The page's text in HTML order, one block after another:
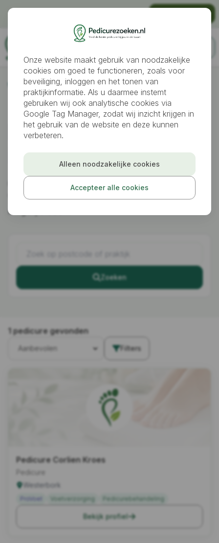
Pedicures Westerbork
Pedicure gezocht
inWesterbork
Op zoek naar een goede pedicure in Westerbork?
Vergelijk praktijken op locatie, behandelingen en
mogelijkheden.
Zoeken
1 pedicure gevonden
Filters
Pedicure Corlien Kroes
Pedicure
Westerbork
ProVoet Voetverzorging Pedicurebehandeling
Bekijk profiel
Onze website maakt gebruik van noodzakelijke
cookies om goed te functioneren, zoals voor
beveiliging, inloggen en het tonen van
praktijkinformatie. Als u daarmee instemt
gebruiken wij ook analytische cookies via
Google Tag Manager, zodat wij inzicht krijgen in
het gebruik van de website en deze kunnen
verbeteren.
Alleen noodzakelijke cookies
Accepteer alle cookies